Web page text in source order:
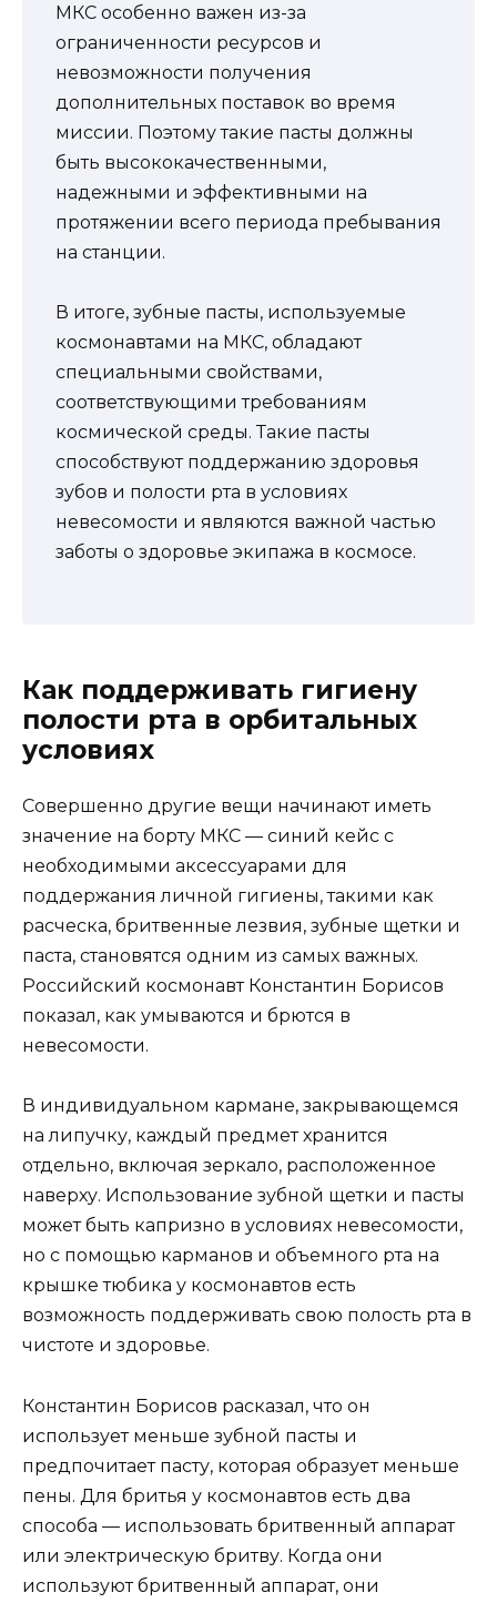
МКС особенно важен из-за
ограниченности ресурсов и
невозможности получения
дополнительных поставок во время
миссии. Поэтому такие пасты должны
быть высококачественными,
надежными и эффективными на
протяжении всего периода пребывания
на станции.
В итоге, зубные пасты, используемые
космонавтами на МКС, обладают
специальными свойствами,
соответствующими требованиям
космической среды. Такие пасты
способствуют поддержанию здоровья
зубов и полости рта в условиях
невесомости и являются важной частью
заботы о здоровье экипажа в космосе.
Как поддерживать гигиену
полости рта в орбитальных
условиях
Совершенно другие вещи начинают иметь
значение на борту МКС — синий кейс с
необходимыми аксессуарами для
поддержания личной гигиены, такими как
расческа, бритвенные лезвия, зубные щетки и
паста, становятся одним из самых важных.
Российский космонавт Константин Борисов
показал, как умываются и брются в
невесомости.
В индивидуальном кармане, закрывающемся
на липучку, каждый предмет хранится
отдельно, включая зеркало, расположенное
наверху. Использование зубной щетки и пасты
может быть капризно в условиях невесомости,
но с помощью карманов и объемного рта на
крышке тюбика у космонавтов есть
возможность поддерживать свою полость рта в
чистоте и здоровье.
Константин Борисов расказал, что он
использует меньше зубной пасты и
предпочитает пасту, которая образует меньше
пены. Для бритья у космонавтов есть два
способа — использовать бритвенный аппарат
или электрическую бритву. Когда они
используют бритвенный аппарат, они